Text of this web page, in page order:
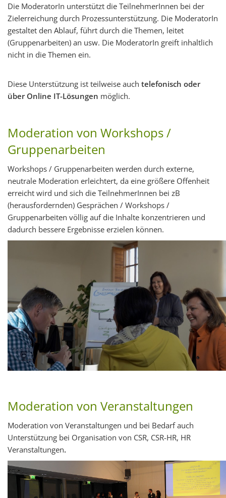
Die ModeratorIn unterstützt die TeilnehmerInnen bei der
Zielerreichung durch Prozessunterstützung. Die ModeratorIn
gestaltet den Ablauf, führt durch die Themen, leitet
(Gruppenarbeiten) an usw. Die ModeratorIn greift inhaltlich
nicht in die Themen ein.
Diese Unterstützung ist teilweise auch telefonisch oder
über Online IT-Lösungen möglich.
Moderation von Workshops /
Gruppenarbeiten
Workshops / Gruppenarbeiten werden durch externe,
neutrale Moderation erleichtert, da eine größere Offenheit
erreicht wird und sich die TeilnehmerInnen bei zB
(herausfordernden) Gesprächen / Workshops /
Gruppenarbeiten völlig auf die Inhalte konzentrieren und
dadurch bessere Ergebnisse erzielen können.
Moderation von Veranstaltungen
Moderation von Veranstaltungen und bei Bedarf auch
Unterstützung bei Organisation von CSR, CSR-HR, HR
Veranstaltungen.